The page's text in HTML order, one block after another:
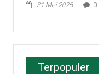
31 Mei 2026 0
Terpopuler